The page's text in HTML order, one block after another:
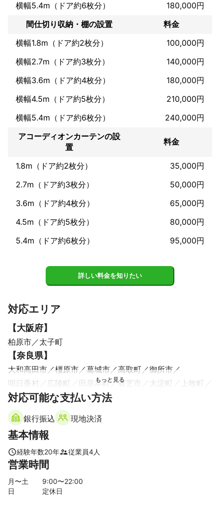
横幅5.4m（ドア約6枚分）
180,000円
間仕切り収納・棚の設置
料金
横幅1.8m（ドア約2枚分）
100,000円
横幅2.7m（ドア約3枚分）
140,000円
横幅3.6m（ドア約4枚分）
180,000円
横幅4.5m（ドア約5枚分）
210,000円
横幅5.4m（ドア約6枚分）
240,000円
アコーディオンカーテンの設
置
料金
1.8m（ドア約2枚分）
35,000円
2.7m（ドア約3枚分）
50,000円
3.6m（ドア約4枚分）
65,000円
4.5m（ドア約5枚分）
80,000円
5.4m（ドア約6枚分）
95,000円
詳しい料金を知りたい
対応エリア
【大阪府】
柏原市 太子町
【奈良県】
大和高田市 橿原市 葛城市 高取町
御所市
明日香村
広陵町 田原本町 香芝市 大淀町
上牧町
三宅町
河合町 川西町 桜井市
三郷町
斑鳩町
平群町
黒滝村 宇陀市
天川村
五條市
【和歌山県】
橋本市 九度山町
【京都府】
木津川市 精華町
対応可能な支払い方法
銀行振込 現地決済
基本情報
経験年数20年 従業員4人
営業時間
月〜土 9:00〜22:00
日
定休日